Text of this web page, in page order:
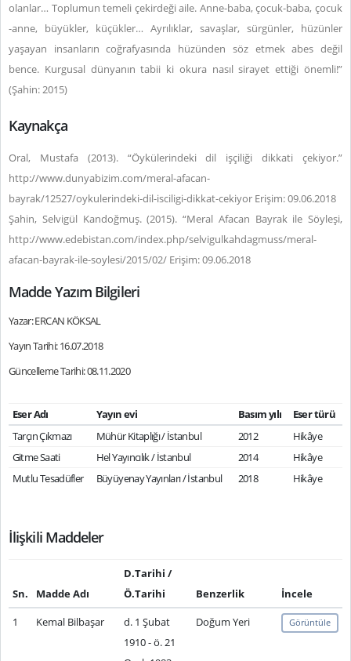
olanlar… Toplumun temeli çekirdeği aile. Anne-baba, çocuk-baba, çocuk
-anne, büyükler, küçükler… Ayrılıklar, savaşlar, sürgünler, hüzünler
yaşayan insanların coğrafyasında hüzünden söz etmek abes değil
bence. Kurgusal dünyanın tabii ki okura nasıl sirayet ettiği önemli!”
(Şahin: 2015)
Kaynakça
Oral, Mustafa (2013). “Öykülerindeki dil işçiliği dikkati çekiyor.”
http://www.dunyabizim.com/meral-afacan-
bayrak/12527/oykulerindeki-dil-isciligi-dikkat-cekiyor Erişim: 09.06.2018
Şahin, Selvigül Kandoğmuş. (2015). “Meral Afacan Bayrak ile Söyleşi,
http://www.edebistan.com/index.php/selvigulkahdagmuss/meral-
afacan-bayrak-ile-soylesi/2015/02/ Erişim: 09.06.2018
Madde Yazım Bilgileri
Yazar: ERCAN KÖKSAL
Yayın Tarihi: 16.07.2018
Güncelleme Tarihi: 08.11.2020
Eser Adı Yayın evi Basım yılı
Eser türü
Tarçın Çıkmazı
Mühür Kitaplığı / İstanbul 2012
Hikâye
Gitme Saati
Hel Yayıncılık / İstanbul 2014
Hikâye
Mutlu Tesadüfler
Büyüyenay Yayınları / İstanbul 2018 Hikâye
İlişkili Maddeler
Sn. Madde Adı
D.Tarihi /
Ö.Tarihi
Benzerlik
İncele
1
Kemal Bilbaşar
d. 1 Şubat
1910 - ö. 21
Doğum Yeri Görüntüle